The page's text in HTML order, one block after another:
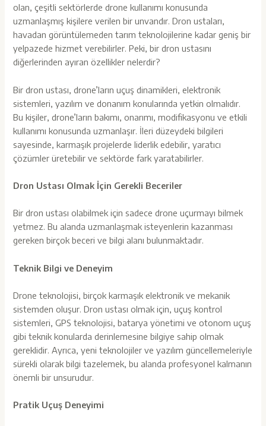
olan, çeşitli sektörlerde drone kullanımı konusunda
uzmanlaşmış kişilere verilen bir unvandır. Dron ustaları,
havadan görüntülemeden tarım teknolojilerine kadar geniş bir
yelpazede hizmet verebilirler. Peki, bir dron ustasını
diğerlerinden ayıran özellikler nelerdir?
Bir dron ustası, drone’ların uçuş dinamikleri, elektronik
sistemleri, yazılım ve donanım konularında yetkin olmalıdır.
Bu kişiler, drone’ların bakımı, onarımı, modifikasyonu ve etkili
kullanımı konusunda uzmanlaşır. İleri düzeydeki bilgileri
sayesinde, karmaşık projelerde liderlik edebilir, yaratıcı
çözümler üretebilir ve sektörde fark yaratabilirler.
Dron Ustası Olmak İçin Gerekli Beceriler
Bir dron ustası olabilmek için sadece drone uçurmayı bilmek
yetmez. Bu alanda uzmanlaşmak isteyenlerin kazanması
gereken birçok beceri ve bilgi alanı bulunmaktadır.
Teknik Bilgi ve Deneyim
Drone teknolojisi, birçok karmaşık elektronik ve mekanik
sistemden oluşur. Dron ustası olmak için, uçuş kontrol
sistemleri, GPS teknolojisi, batarya yönetimi ve otonom uçuş
gibi teknik konularda derinlemesine bilgiye sahip olmak
gereklidir. Ayrıca, yeni teknolojiler ve yazılım güncellemeleriyle
sürekli olarak bilgi tazelemek, bu alanda profesyonel kalmanın
önemli bir unsurudur.
Pratik Uçuş Deneyimi